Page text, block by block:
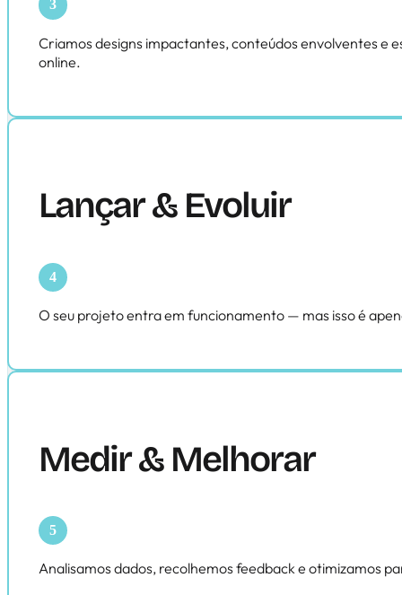
Criamos designs impactantes, conteúdos envolventes e
online.
Lançar & Evoluir
O seu projeto entra em funcionamento — mas isso é
Medir & Melhorar
Analisamos dados, recolhemos feedback e otimizamos